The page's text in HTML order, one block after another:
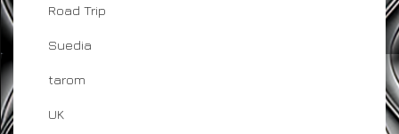
Road Trip
Suedia
tarom
UK